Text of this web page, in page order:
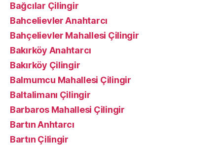
Bağcılar Çilingir
Bahcelievler Anahtarcı
Bahçelievler Mahallesi Çilingir
Bakırköy Anahtarcı
Bakırköy Çilingir
Balmumcu Mahallesi Çilingir
Baltalimanı Çilingir
Barbaros Mahallesi Çilingir
Bartın Anhtarcı
Bartın Çilingir